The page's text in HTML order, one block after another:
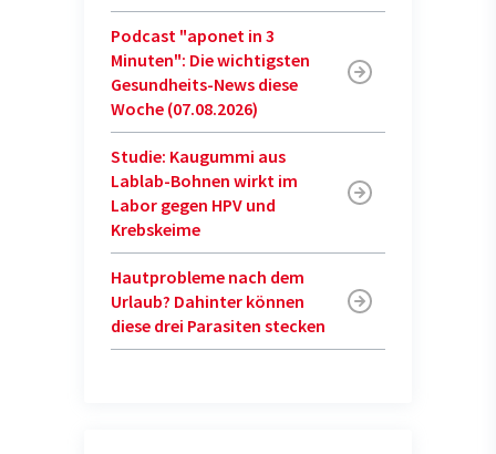
Podcast "aponet in 3
Minuten": Die wichtigsten
Gesundheits-News diese
Woche (07.08.2026)
Studie: Kaugummi aus
Lablab-Bohnen wirkt im
Labor gegen HPV und
Krebskeime
Hautprobleme nach dem
Urlaub? Dahinter können
diese drei Parasiten stecken